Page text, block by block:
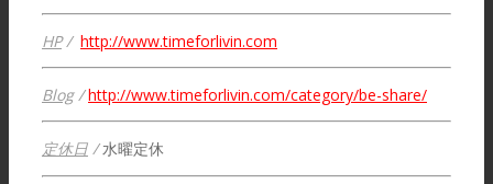
HP/ http://www.timeforlivin.com
Blog/ http://www.timeforlivin.com/category/be-share/
定休日 /水曜定休